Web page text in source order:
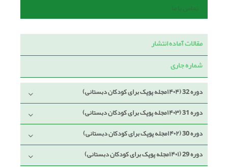
تماس با ما
مقالات آماده انتشار
شماره جاری
دوره 32 (۱۴۰۴مجله پوپک برای کودکان دبستانی)
دوره 31 (۱۴۰۳مجله پوپک برای کودکان دبستانی)
دوره 30 (۱۴۰۲مجله پوپک برای کودکان دبستانی)
دوره 29 (۱۴۰۱مجله پوپک برای کودکان دبستانی)